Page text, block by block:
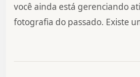
você ainda está gerenciando
fotografia do passado. Existe